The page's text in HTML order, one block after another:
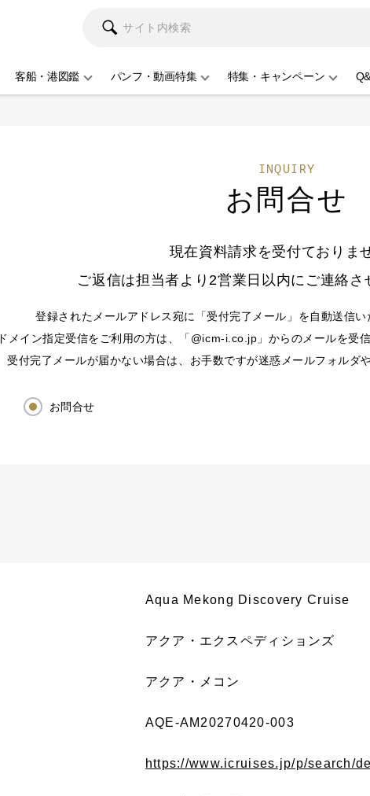
客船・港図鑑 パンフ・動画特集 特集・キャンペーン
INQUIRY
お問合せ
現在資料請求を受付ておりま
ご返信は担当者より2営業日以内にご連絡さ
登録されたメールアドレス宛に「受付完了メール」を自動送信い
ドメイン指定受信をご利用の方は、「@icm-i.co.jp」からのメールを受
受付完了メールが届かない場合は、お手数ですが迷惑メールフォルダ
お問合せ
Aqua Mekong Discovery Cruise
アクア・エクスペディションズ
アクア・メコン
AQE-AM20270420-003
https://www.icruises.jp/p/search/